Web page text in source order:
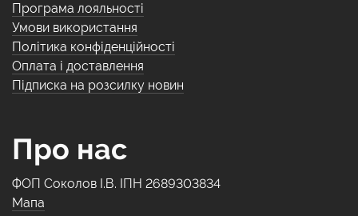
Програма лояльності
Умови використання
Політика конфіденційності
Оплата і доставлення
Підписка на розсилку новин
Про нас
ФОП Соколов І.В. ІПН 2689303834
Мапа